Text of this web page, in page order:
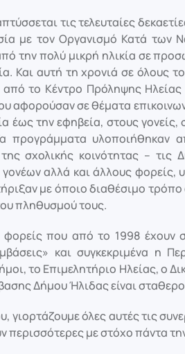
τις τελευταίες
με τον Οργανισμό Κατά των
την πολύ μικρή ηλικία σε
Και αυτή τη χρονιά σε όλους
από το Κέντρο Πρόληψης
αφορούσαν σε θέματα
έως την εφηβεία, στους
προγράμματα
σχολικής κοινότητας – τις
αλλά και άλλους
με όποιο διαθέσιμο
πληθυσμού τους.
φορείς που από το 1998 έχουν
και συγκεκριμένα η
το Επιμελητήριο Ηλείας, ο
Δήμου Ήλιδας είναι
γιορτάζουμε όλες αυτές τις
περισσότερες με στόχο πάντα